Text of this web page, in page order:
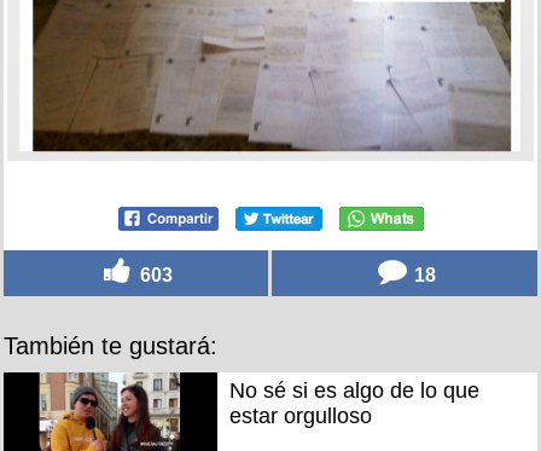
603 18
También te gustará:
No sé si es algo de lo que
estar orgulloso